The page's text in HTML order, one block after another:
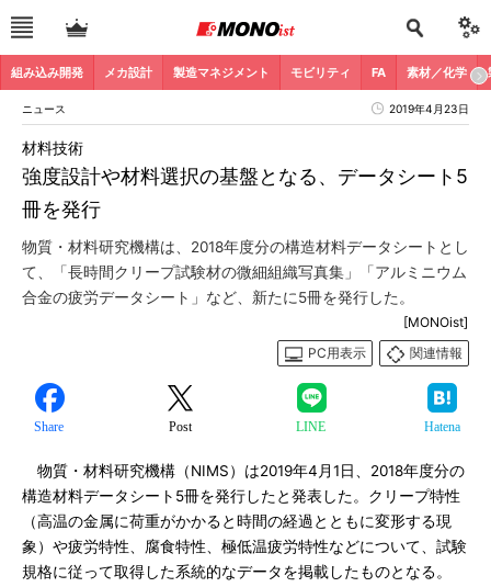
組み込み開発 メカ設計 製造マネジメント モビリティ FA 素材／化学
ニュース 2019年4月23日
強度設計や材料選択の基盤となる、データシート5
冊を発行
材料技術
物質・材料研究機構は、2018年度分の構造材料データシートとし
て、「長時間クリープ試験材の微細組織写真集」「アルミニウム
合金の疲労データシート」など、新たに5冊を発行した。
[MONOist]
PC用表示
関連情報
Share Post LINE Hatena
物質・材料研究機構（NIMS）は2019年4月1日、2018年度分の
構造材料データシート5冊を発行したと発表した。クリープ特性
（高温の金属に荷重がかかると時間の経過とともに変形する現
象）や疲労特性、腐食特性、極低温疲労特性などについて、試験
規格に従って取得した系統的なデータを掲載したものとなる。